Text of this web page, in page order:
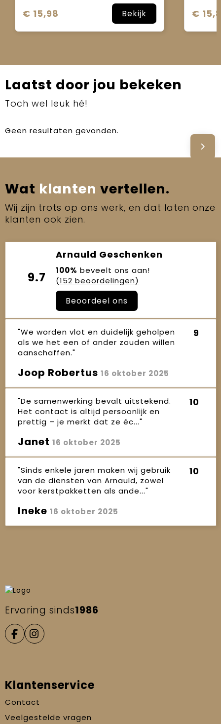
€ 15,98 Bekijk €
Laatst door jou bekeken
Toch wel leuk hé!
Geen resultaten gevonden.
Wat klanten vertellen.
Wij zijn trots op ons werk, en dat laten onze
klanten ook zien.
9.7
Arnauld Geschenken
100% beveelt ons aan!
(152 beoordelingen)
Beoordeel ons
"We worden vlot en duidelijk geholpen
als we het een of ander zouden willen
aanschaffen."
9
Joop Robertus 16 oktober 2025
"De samenwerking bevalt uitstekend.
Het contact is altijd persoonlijk en
prettig – je merkt dat ze éc..."
10
Janet 16 oktober 2025
"Sinds enkele jaren maken wij gebruik
van de diensten van Arnauld, zowel
voor kerstpakketten als ande..."
10
Ineke 16 oktober 2025
Ervaring sinds1986
Klantenservice
Contact
Veelgestelde vragen